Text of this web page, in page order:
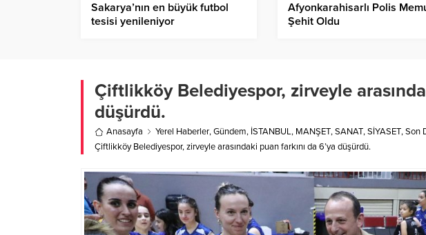
Sakarya’nın en büyük futbol
tesisi yenileniyor
Afyonkarahisarlı Polis
Şehit Oldu
Çiftlikköy Belediyespor, zirveyle
düşürdü.
Anasayfa Yerel Haberler,Gündem, İSTANBUL, MANŞET,SANAT,SİYASET,Son
Çiftlikköy Belediyespor, zirveyle arasındaki puan farkını da 6’ya düşürdü.